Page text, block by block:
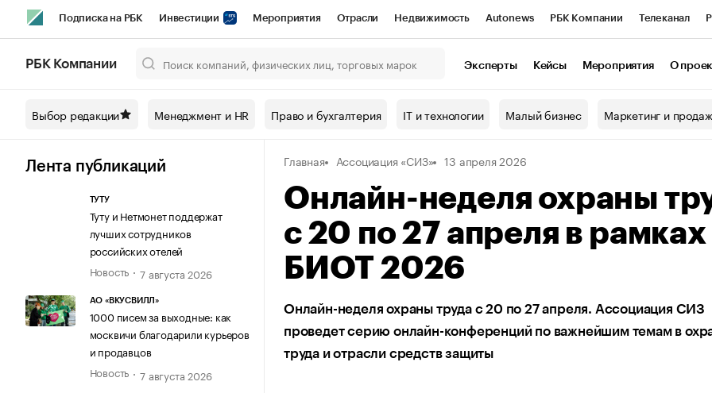
Подписка на РБК Инвестиции Мероприятия Отрасли Недвижимость Autonews РБК Компании Телеканал
Спецпроекты СПб Конференции СПб Спецпроекты Проверка контрагентов
Технологии и медиа Рынок наличной валюты
РБК Компании Эксперты Кейсы Мероприятия О
Выбор редакции Менеджмент и HR Право и бухгалтерия IT и технологии Малый бизнес Маркетинг и
Лента публикаций
ТУТУ
Туту и Нетмонет поддержат
лучших сотрудников
российских отелей
Новость
7 августа 2026
АО «ВКУСВИЛЛ»
1000 писем за выходные: как
москвичи благодарили курьеров
и продавцов
Новость
7 августа 2026
Главная Ассоциация «СИЗ» 13 апреля 2026
Онлайн-неделя охраны
с 20 по 27 апреля в рамках
БИОТ 2026
Онлайн-неделя охраны труда с 20 по 27 апреля. Ассоциация СИЗ
проведет серию онлайн-конференций по важнейшим темам в
труда и отрасли средств защиты